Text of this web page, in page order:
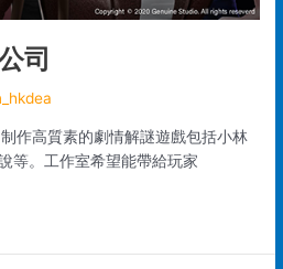
司
作高質素的劇情解謎遊戲包括小林
等。工作室希望能帶給玩家